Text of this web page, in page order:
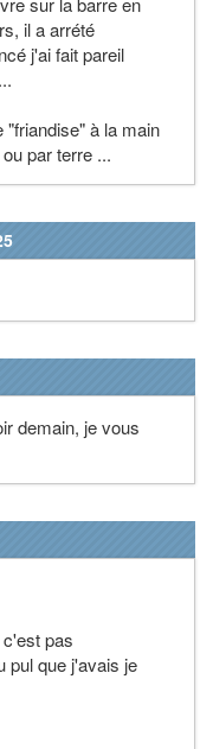
il a arrété
j'ai fait pareil
"friandise" à la main
par terre ...
demain, je vous
pas
pul que j'avais je